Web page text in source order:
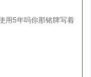
用5年吗你那铭牌写着